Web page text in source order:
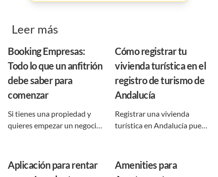
Leer más
Booking Empresas:
Todo lo que un anfitrión
debe saber para
comenzar
Si tienes una propiedad y
quieres empezar un negocio
para conseguir reservas de
viajeros y turistas. Si ya
Cómo registrar tu
vivienda turística en el
registro de turismo de
Andalucía
Registrar una vivienda
turística en Andalucía puede
es un proceso claro si se
conocen los requisitos, la
Aplicación para rentar
Amenities para